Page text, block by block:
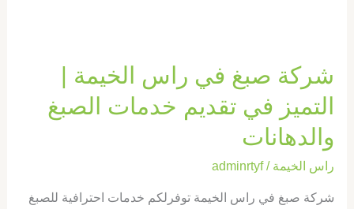
شركة صبغ في راس الخيمة |
التميز في تقديم خدمات الصبغ
والدهانات
راس الخيمة /
adminrtyf
شركة صبغ في راس الخيمة توفرلكم خدمات احترافية للصبغ